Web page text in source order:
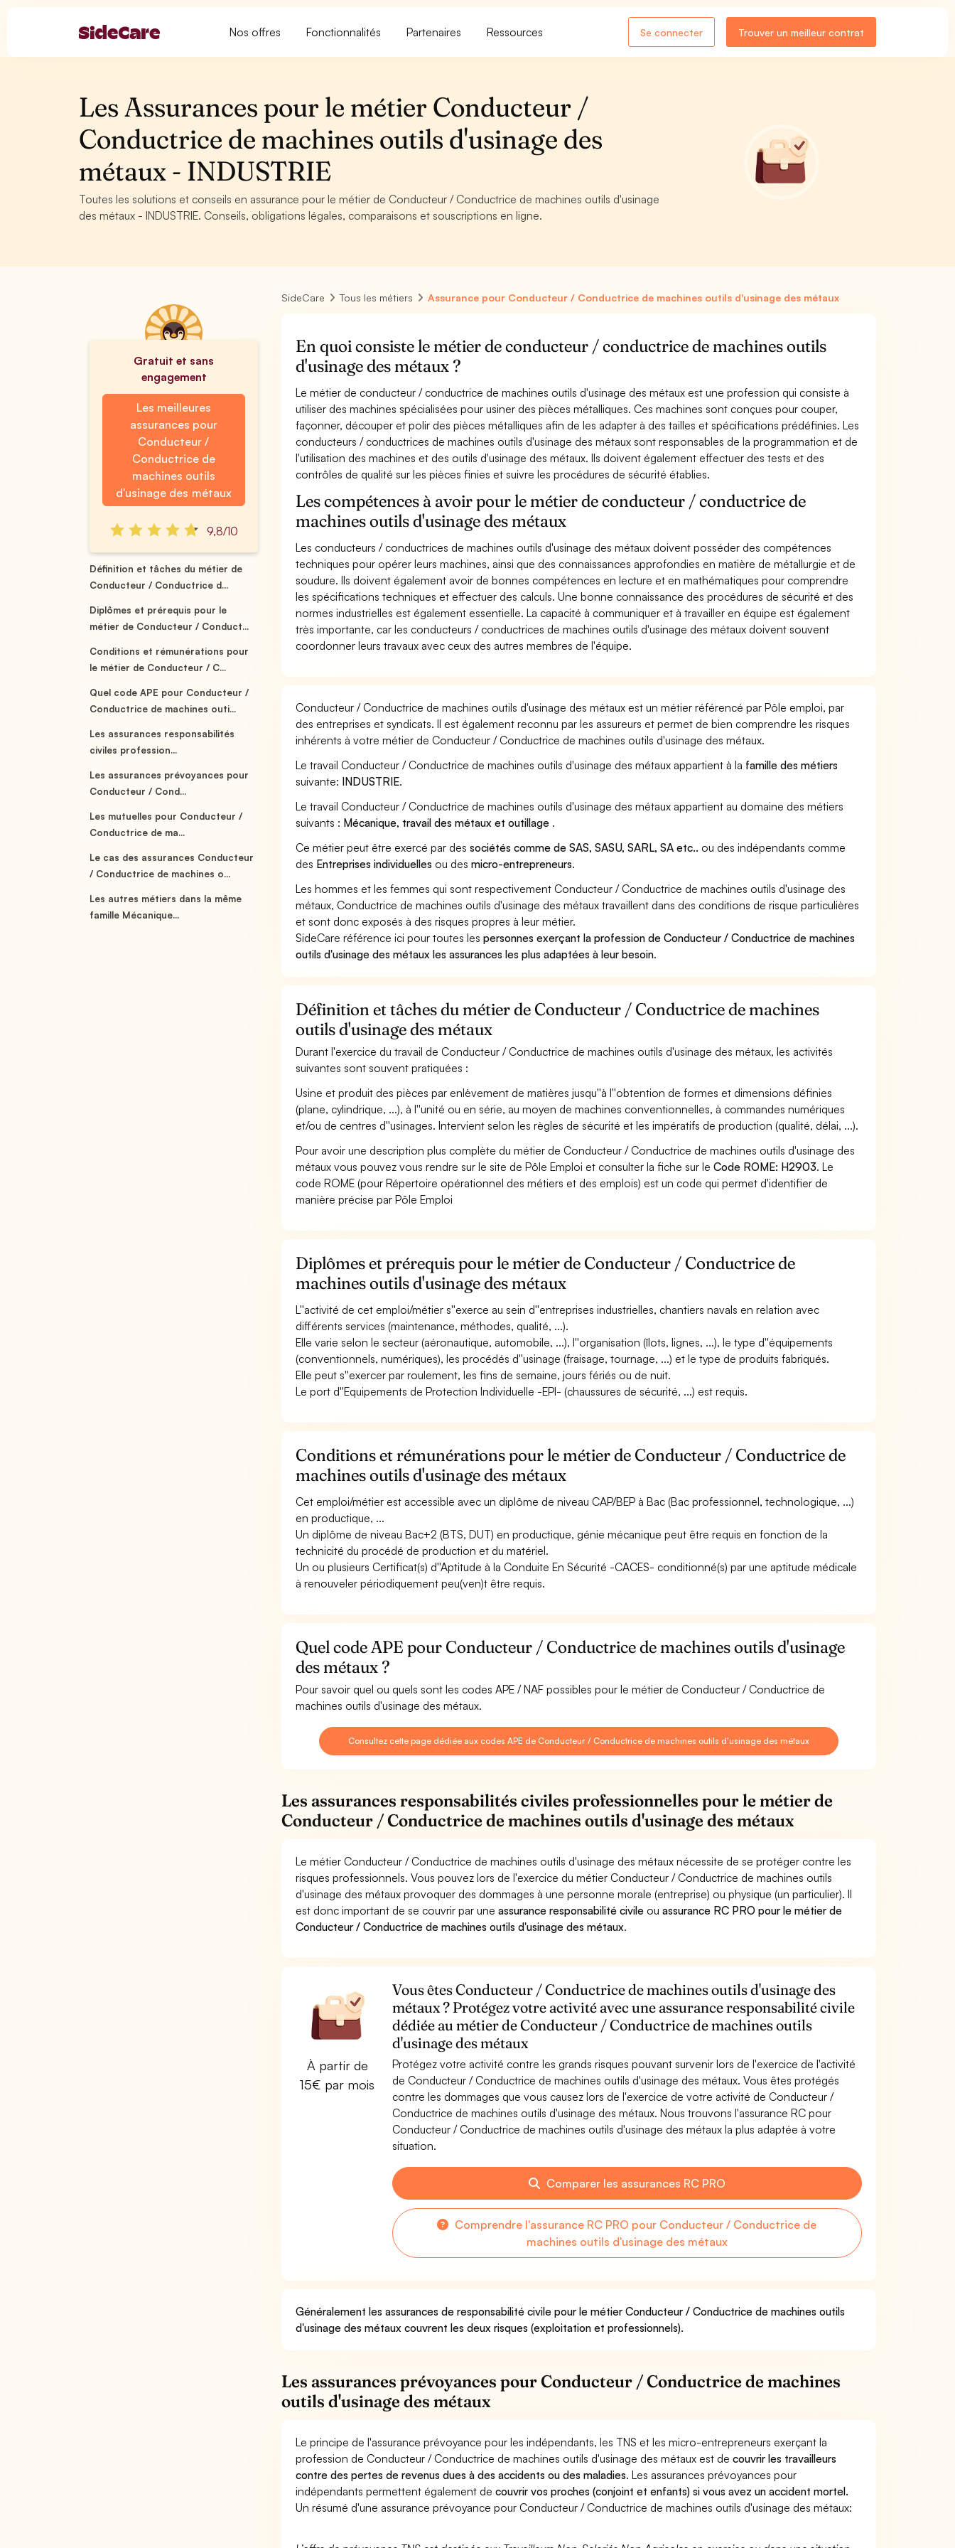
Nos offres Fonctionnalités Partenaires Ressources Se connecter Trouver un meilleur contrat
Les Assurances pour le métier Conducteur /
Conductrice de machines outils d'usinage des
métaux - INDUSTRIE
Toutes les solutions et conseils en assurance pour le métier de Conducteur / Conductrice de machines outils d'usinage
des métaux - INDUSTRIE. Conseils, obligations légales, comparaisons et souscriptions en ligne.
Gratuit et sans
engagement
Les meilleures
assurances pour
Conducteur /
Conductrice de
machines outils
d'usinage des métaux
9,8/10
Définition et tâches du métier de
Conducteur / Conductrice d...
Diplômes et prérequis pour le
métier de Conducteur / Conduct...
Conditions et rémunérations pour
le métier de Conducteur / C...
Quel code APE pour Conducteur /
Conductrice de machines outi...
Les assurances responsabilités
civiles profession...
Les assurances prévoyances pour
Conducteur / Cond...
Les mutuelles pour Conducteur /
Conductrice de ma...
Le cas des assurances Conducteur
/ Conductrice de machines o...
Les autres métiers dans la même
famille Mécanique...
SideCare Tous les métiers Assurance pour Conducteur / Conductrice de machines outils d'usinage des métaux
En quoi consiste le métier de conducteur / conductrice de machines outils
d'usinage des métaux ?
Le métier de conducteur / conductrice de machines outils d'usinage des métaux est une profession qui consiste à
utiliser des machines spécialisées pour usiner des pièces métalliques. Ces machines sont conçues pour couper,
façonner, découper et polir des pièces métalliques afin de les adapter à des tailles et spécifications prédéfinies. Les
conducteurs / conductrices de machines outils d'usinage des métaux sont responsables de la programmation et de
l'utilisation des machines et des outils d'usinage des métaux. Ils doivent également effectuer des tests et des
contrôles de qualité sur les pièces finies et suivre les procédures de sécurité établies.
Les compétences à avoir pour le métier de conducteur / conductrice de
machines outils d'usinage des métaux
Les conducteurs / conductrices de machines outils d'usinage des métaux doivent posséder des compétences
techniques pour opérer leurs machines, ainsi que des connaissances approfondies en matière de métallurgie et de
soudure. Ils doivent également avoir de bonnes compétences en lecture et en mathématiques pour comprendre
les spécifications techniques et effectuer des calculs. Une bonne connaissance des procédures de sécurité et des
normes industrielles est également essentielle. La capacité à communiquer et à travailler en équipe est également
très importante, car les conducteurs / conductrices de machines outils d'usinage des métaux doivent souvent
coordonner leurs travaux avec ceux des autres membres de l'équipe.
Conducteur / Conductrice de machines outils d'usinage des métaux est un métier référencé par Pôle emploi, par
des entreprises et syndicats. Il est également reconnu par les assureurs et permet de bien comprendre les risques
inhérents à votre métier de Conducteur / Conductrice de machines outils d'usinage des métaux.
Le travail Conducteur / Conductrice de machines outils d'usinage des métaux appartient à la famille des métiers
suivante: INDUSTRIE.
Le travail Conducteur / Conductrice de machines outils d'usinage des métaux appartient au domaine des métiers
suivants : Mécanique, travail des métaux et outillage .
Ce métier peut être exercé par dessociétés comme de SAS, SASU, SARL, SA etc.. ou des indépendants comme
des Entreprises individuelles ou desmicro-entrepreneurs.
Les hommes et les femmes qui sont respectivement Conducteur / Conductrice de machines outils d'usinage des
métaux, Conductrice de machines outils d'usinage des métaux travaillent dans des conditions de risque particulières
et sont donc exposés à des risques propres à leur métier.
SideCare référence ici pour toutes lespersonnes exerçant la profession de Conducteur / Conductrice de machines
outils d'usinage des métaux les assurances les plus adaptées à leur besoin.
Définition et tâches du métier de Conducteur / Conductrice de machines
outils d'usinage des métaux
Durant l'exercice du travail de Conducteur / Conductrice de machines outils d'usinage des métaux, les activités
suivantes sont souvent pratiquées :
Usine et produit des pièces par enlèvement de matières jusqu''à l''obtention de formes et dimensions définies
(plane, cylindrique, ...), à l''unité ou en série, au moyen de machines conventionnelles, à commandes numériques
et/ou de centres d''usinages. Intervient selon les règles de sécurité et les impératifs de production (qualité, délai, ...).
Pour avoir une description plus complète du métier de Conducteur / Conductrice de machines outils d'usinage des
métaux vous pouvez vous rendre sur le site de Pôle Emploi et consulter la fiche sur leCode ROME: H2903. Le
code ROME (pour Répertoire opérationnel des métiers et des emplois) est un code qui permet d'identifier de
manière précise par Pôle Emploi
Diplômes et prérequis pour le métier de Conducteur / Conductrice de
machines outils d'usinage des métaux
L''activité de cet emploi/métier s''exerce au sein d''entreprises industrielles, chantiers navals en relation avec
différents services (maintenance, méthodes, qualité, ...).
Elle varie selon le secteur (aéronautique, automobile, ...), l''organisation (îlots, lignes, ...), le type d''équipements
(conventionnels, numériques), les procédés d''usinage (fraisage, tournage, ...) et le type de produits fabriqués.
Elle peut s''exercer par roulement, les fins de semaine, jours fériés ou de nuit.
Le port d''Equipements de Protection Individuelle -EPI- (chaussures de sécurité, ...) est requis.
Conditions et rémunérations pour le métier de Conducteur / Conductrice de
machines outils d'usinage des métaux
Cet emploi/métier est accessible avec un diplôme de niveau CAP/BEP à Bac (Bac professionnel, technologique, ...)
en productique, ...
Un diplôme de niveau Bac+2 (BTS, DUT) en productique, génie mécanique peut être requis en fonction de la
technicité du procédé de production et du matériel.
Un ou plusieurs Certificat(s) d''Aptitude à la Conduite En Sécurité -CACES- conditionné(s) par une aptitude médicale
à renouveler périodiquement peu(ven)t être requis.
Quel code APE pour Conducteur / Conductrice de machines outils d'usinage
des métaux ?
Pour savoir quel ou quels sont les codes APE / NAF possibles pour le métier de Conducteur / Conductrice de
machines outils d'usinage des métaux.
Consultez cette page dédiée aux codes APE de Conducteur / Conductrice de machines outils d'usinage des métaux
Les assurances responsabilités civiles professionnelles pour le métier de
Conducteur / Conductrice de machines outils d'usinage des métaux
Le métier Conducteur / Conductrice de machines outils d'usinage des métaux nécessite de se protéger contre les
risques professionnels. Vous pouvez lors de l'exercice du métier Conducteur / Conductrice de machines outils
d'usinage des métaux provoquer des dommages à une personne morale (entreprise) ou physique (un particulier). Il
est donc important de se couvrir par uneassurance responsabilité civile ouassurance RC PRO pour le métier de
Conducteur / Conductrice de machines outils d'usinage des métaux.
À partir de
15€ par mois
Vous êtes Conducteur / Conductrice de machines outils d'usinage des
métaux ? Protégez votre activité avec une assurance responsabilité civile
dédiée au métier de Conducteur / Conductrice de machines outils
d'usinage des métaux
Protégez votre activité contre les grands risques pouvant survenir lors de l'exercice de l'activité
de Conducteur / Conductrice de machines outils d'usinage des métaux. Vous êtes protégés
contre les dommages que vous causez lors de l'exercice de votre activité de Conducteur /
Conductrice de machines outils d'usinage des métaux. Nous trouvons l'assurance RC pour
Conducteur / Conductrice de machines outils d'usinage des métaux la plus adaptée à votre
situation.
Comparer les assurances RC PRO
Comprendre l'assurance RC PRO pour Conducteur / Conductrice de
machines outils d'usinage des métaux
Généralement les assurances de responsabilité civile pour le métier Conducteur / Conductrice de machines outils
d'usinage des métaux couvrent les deux risques (exploitation et professionnels).
Les assurances prévoyances pour Conducteur / Conductrice de machines
outils d'usinage des métaux
Le principe de l'assurance prévoyance pour les indépendants, les TNS et les micro-entrepreneurs exerçant la
profession de Conducteur / Conductrice de machines outils d'usinage des métaux est decouvrir les travailleurs
contre des pertes de revenus dues à des accidents ou des maladies. Les assurances prévoyances pour
indépendants permettent également decouvrir vos proches (conjoint et enfants) si vous avez un accident mortel.
Un résumé d'une assurance prévoyance pour Conducteur / Conductrice de machines outils d'usinage des métaux: